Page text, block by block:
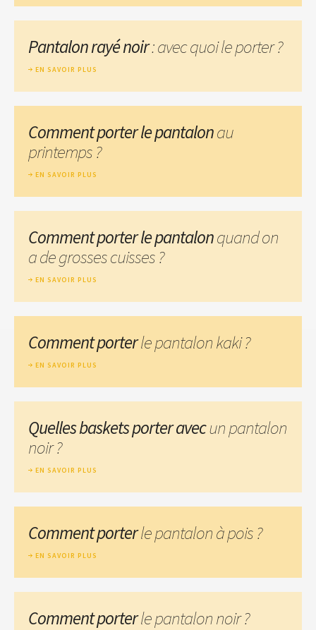
Pantalon rayé noir: avec quoi le porter ?
EN SAVOIR PLUS
Comment porter le pantalonau
printemps ?
EN SAVOIR PLUS
Comment porter le pantalonquand on
a de grosses cuisses ?
EN SAVOIR PLUS
Comment porterle pantalon kaki ?
EN SAVOIR PLUS
Quelles baskets porter avecun pantalon
noir ?
EN SAVOIR PLUS
Comment porterle pantalon à pois ?
EN SAVOIR PLUS
Comment porterle pantalon noir ?